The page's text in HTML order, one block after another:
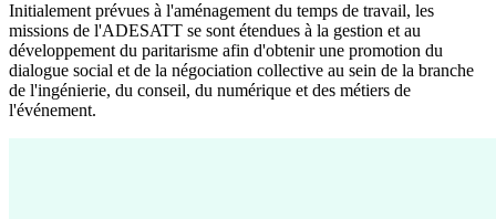
Initialement prévues à l'aménagement du temps de travail, les
missions de l'ADESATT se sont étendues à la gestion et au
développement du paritarisme afin d'obtenir une promotion du
dialogue social et de la négociation collective au sein de la branche
de l'ingénierie, du conseil, du numérique et des métiers de
l'événement.